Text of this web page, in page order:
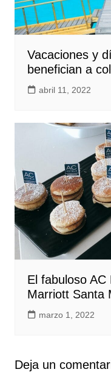
Vacaciones y
benefician a
abril 11, 2022
El fabuloso
Marriott Santa
marzo 1, 2022
Deja un